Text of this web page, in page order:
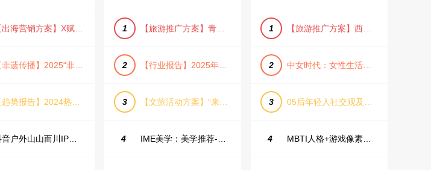
【出海营销方案】X赋能全球决策链成就中国科技品牌2025年营销方案（PDF格式）
【非遗传播】2025“非遗融入现代生活”互联网平台助力非遗传播与消费专题报告（PDF格式）
【趋势报告】2024热议话题人群新趋势分析
抖音户外山山而川IP整合营销方案
1 【旅游推广方案】青岛城市活力与山海魅力旅游推广方案（PPT格式）
2 【行业报告】2025年Q1证券行业薪酬趋势分析
3 【文旅活动方案】“来和月亮撞个满怀”文旅景区中秋露营音乐会团建拓展方案
4 IME美学：美学推荐-飞猪旅行春节营销通案
1 【旅游推广方案】西安城市旅游介绍PPT（古风/文化/历史）
2 中女时代：女性生活方式及消费洞察
3 05后年轻人社交观及行为研究2025
4 MBTI人格+游戏像素风主题企业年会